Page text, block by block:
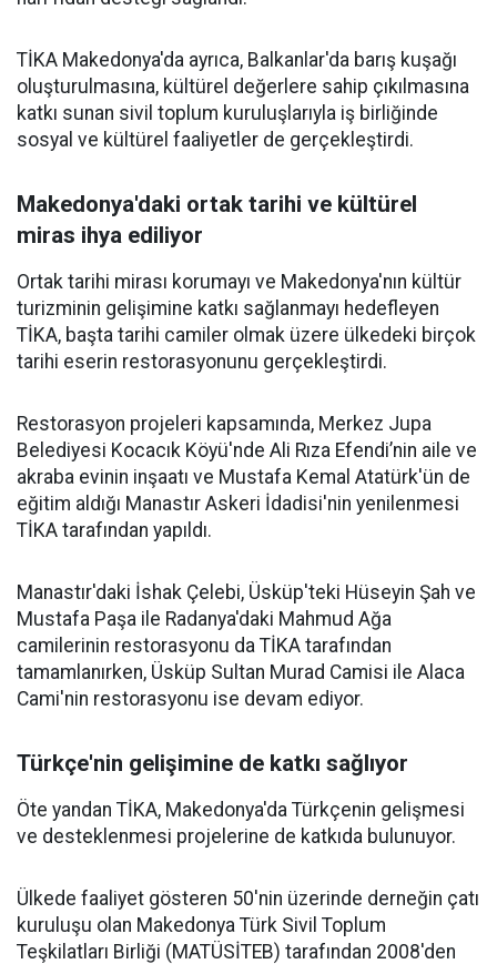
TİKA Makedonya'da ayrıca, Balkanlar'da barış kuşağı
oluşturulmasına, kültürel değerlere sahip çıkılmasına
katkı sunan sivil toplum kuruluşlarıyla iş birliğinde
sosyal ve kültürel faaliyetler de gerçekleştirdi.
Makedonya'daki ortak tarihi ve kültürel
miras ihya ediliyor
Ortak tarihi mirası korumayı ve Makedonya'nın kültür
turizminin gelişimine katkı sağlanmayı hedefleyen
TİKA, başta tarihi camiler olmak üzere ülkedeki birçok
tarihi eserin restorasyonunu gerçekleştirdi.
Restorasyon projeleri kapsamında, Merkez Jupa
Belediyesi Kocacık Köyü'nde Ali Rıza Efendi’nin aile ve
akraba evinin inşaatı ve Mustafa Kemal Atatürk'ün de
eğitim aldığı Manastır Askeri İdadisi'nin yenilenmesi
TİKA tarafından yapıldı.
Manastır'daki İshak Çelebi, Üsküp'teki Hüseyin Şah ve
Mustafa Paşa ile Radanya'daki Mahmud Ağa
camilerinin restorasyonu da TİKA tarafından
tamamlanırken, Üsküp Sultan Murad Camisi ile Alaca
Cami'nin restorasyonu ise devam ediyor.
Türkçe'nin gelişimine de katkı sağlıyor
Öte yandan TİKA, Makedonya'da Türkçenin gelişmesi
ve desteklenmesi projelerine de katkıda bulunuyor.
Ülkede faaliyet gösteren 50'nin üzerinde derneğin çatı
kuruluşu olan Makedonya Türk Sivil Toplum
Teşkilatları Birliği (MATÜSİTEB) tarafından 2008'den